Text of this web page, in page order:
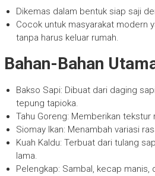
Dikemas dalam bentuk siap saji
Cocok untuk masyarakat modern
tanpa harus keluar rumah.
Bahan-Bahan
Bakso Sapi: Dibuat dari daging
tepung tapioka.
Tahu Goreng: Memberikan
Siomay Ikan: Menambah variasi
Kuah Kaldu: Terbuat dari tulang
lama.
Pelengkap: Sambal, kecap manis,